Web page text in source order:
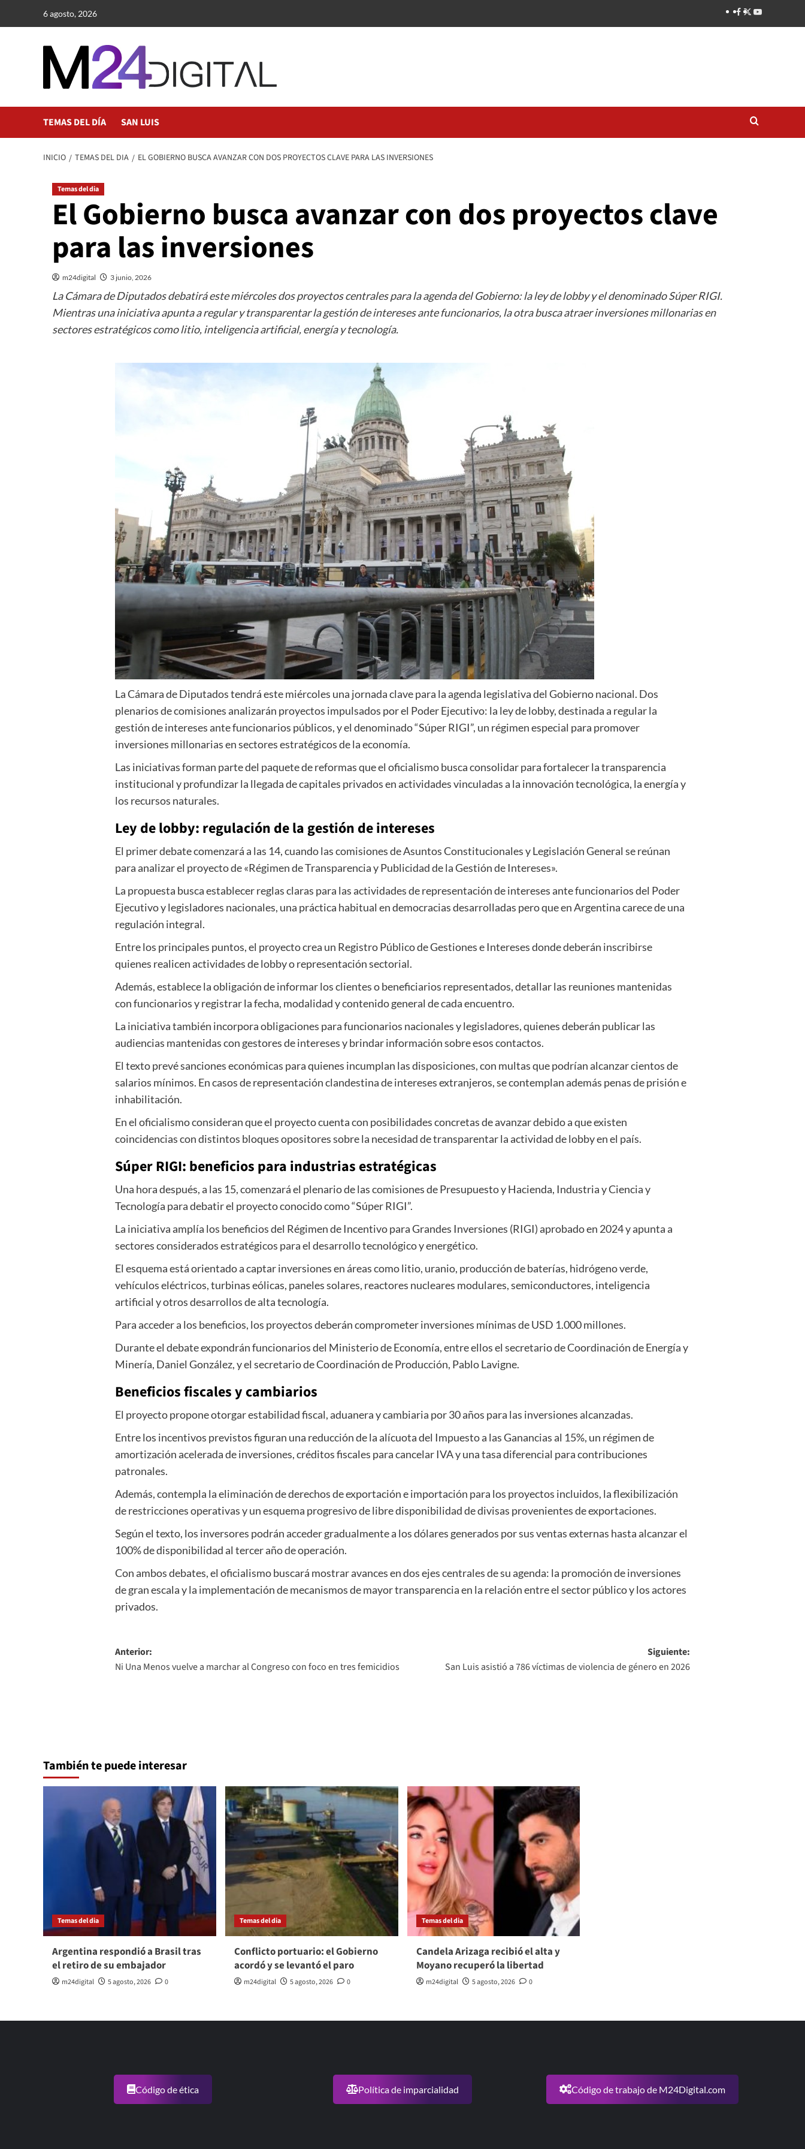
6 agosto, 2026
TEMAS DEL DÍA SAN LUIS
INICIO TEMAS DEL DIA EL GOBIERNO BUSCA AVANZAR CON DOS PROYECTOS CLAVE PARA LAS INVERSIONES
Temas del dia
El Gobierno busca avanzar con dos proyectos clave
para las inversiones
m24digital 3 junio, 2026
La Cámara de Diputados debatirá este miércoles dos proyectos centrales para la agenda del Gobierno: la ley de lobby y el denominado Súper RIGI.
Mientras una iniciativa apunta a regular y transparentar la gestión de intereses ante funcionarios, la otra busca atraer inversiones millonarias en
sectores estratégicos como litio, inteligencia artificial, energía y tecnología.
La Cámara de Diputados tendrá este miércoles una jornada clave para la agenda legislativa del Gobierno nacional. Dos
plenarios de comisiones analizarán proyectos impulsados por el Poder Ejecutivo: la ley de lobby, destinada a regular la
gestión de intereses ante funcionarios públicos, y el denominado “Súper RIGI”, un régimen especial para promover
inversiones millonarias en sectores estratégicos de la economía.
Las iniciativas forman parte del paquete de reformas que el oficialismo busca consolidar para fortalecer la transparencia
institucional y profundizar la llegada de capitales privados en actividades vinculadas a la innovación tecnológica, la energía y
los recursos naturales.
Ley de lobby: regulación de la gestión de intereses
El primer debate comenzará a las 14, cuando las comisiones de Asuntos Constitucionales y Legislación General se reúnan
para analizar el proyecto de «Régimen de Transparencia y Publicidad de la Gestión de Intereses».
La propuesta busca establecer reglas claras para las actividades de representación de intereses ante funcionarios del Poder
Ejecutivo y legisladores nacionales, una práctica habitual en democracias desarrolladas pero que en Argentina carece de una
regulación integral.
Entre los principales puntos, el proyecto crea un Registro Público de Gestiones e Intereses donde deberán inscribirse
quienes realicen actividades de lobby o representación sectorial.
Además, establece la obligación de informar los clientes o beneficiarios representados, detallar las reuniones mantenidas
con funcionarios y registrar la fecha, modalidad y contenido general de cada encuentro.
La iniciativa también incorpora obligaciones para funcionarios nacionales y legisladores, quienes deberán publicar las
audiencias mantenidas con gestores de intereses y brindar información sobre esos contactos.
El texto prevé sanciones económicas para quienes incumplan las disposiciones, con multas que podrían alcanzar cientos de
salarios mínimos. En casos de representación clandestina de intereses extranjeros, se contemplan además penas de prisión e
inhabilitación.
En el oficialismo consideran que el proyecto cuenta con posibilidades concretas de avanzar debido a que existen
coincidencias con distintos bloques opositores sobre la necesidad de transparentar la actividad de lobby en el país.
Súper RIGI: beneficios para industrias estratégicas
Una hora después, a las 15, comenzará el plenario de las comisiones de Presupuesto y Hacienda, Industria y Ciencia y
Tecnología para debatir el proyecto conocido como “Súper RIGI”.
La iniciativa amplía los beneficios del Régimen de Incentivo para Grandes Inversiones (RIGI) aprobado en 2024 y apunta a
sectores considerados estratégicos para el desarrollo tecnológico y energético.
El esquema está orientado a captar inversiones en áreas como litio, uranio, producción de baterías, hidrógeno verde,
vehículos eléctricos, turbinas eólicas, paneles solares, reactores nucleares modulares, semiconductores, inteligencia
artificial y otros desarrollos de alta tecnología.
Para acceder a los beneficios, los proyectos deberán comprometer inversiones mínimas de USD 1.000 millones.
Durante el debate expondrán funcionarios del Ministerio de Economía, entre ellos el secretario de Coordinación de Energía y
Minería, Daniel González, y el secretario de Coordinación de Producción, Pablo Lavigne.
Beneficios fiscales y cambiarios
El proyecto propone otorgar estabilidad fiscal, aduanera y cambiaria por 30 años para las inversiones alcanzadas.
Entre los incentivos previstos figuran una reducción de la alícuota del Impuesto a las Ganancias al 15%, un régimen de
amortización acelerada de inversiones, créditos fiscales para cancelar IVA y una tasa diferencial para contribuciones
patronales.
Además, contempla la eliminación de derechos de exportación e importación para los proyectos incluidos, la flexibilización
de restricciones operativas y un esquema progresivo de libre disponibilidad de divisas provenientes de exportaciones.
Según el texto, los inversores podrán acceder gradualmente a los dólares generados por sus ventas externas hasta alcanzar el
100% de disponibilidad al tercer año de operación.
Con ambos debates, el oficialismo buscará mostrar avances en dos ejes centrales de su agenda: la promoción de inversiones
de gran escala y la implementación de mecanismos de mayor transparencia en la relación entre el sector público y los actores
privados.
Navegación
de
Anterior:
Ni Una Menos vuelve a marchar al Congreso con foco en tres femicidios
Siguiente:
San Luis asistió a 786 víctimas de violencia de género en 2026
También te puede interesar
Temas del dia
Argentina respondió a Brasil tras
el retiro de su embajador
m24digital 5 agosto, 2026 0
Temas del dia
Conflicto portuario: el Gobierno
acordó y se levantó el paro
m24digital 5 agosto, 2026 0
Temas del dia
Candela Arizaga recibió el alta y
Moyano recuperó la libertad
m24digital 5 agosto, 2026 0
Código de ética Política de imparcialidad Código de trabajo de M24Digital.com